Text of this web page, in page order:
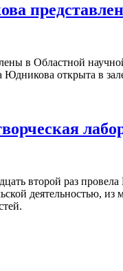
Юдникова открыта в
второй раз
деятельностью,